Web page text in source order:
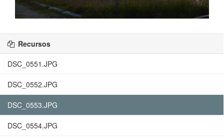
Recursos
DSC_0551.JPG
DSC_0552.JPG
DSC_0553.JPG
DSC_0554.JPG